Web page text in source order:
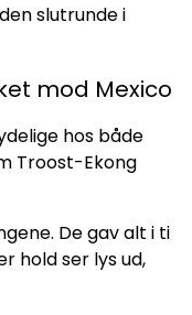
slutrunde i
mod Mexico
hos både
Troost-Ekong
De gav alt i ti
hold ser lys ud,